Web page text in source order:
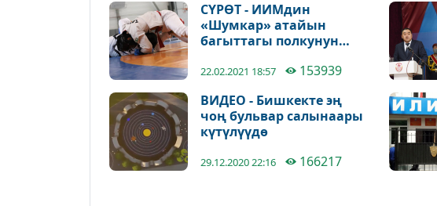
СҮРӨТ - ИИМдин
«Шумкар» атайын
багыттагы полкунун
17медалдын ээси
22.02.2021 18:57 153939
ВИДЕО - Бишкекте эң
чоң бульвар салынаары
күтүлүүдө
29.12.2020 22:16 166217